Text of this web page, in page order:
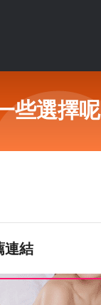
些選擇呢
連結